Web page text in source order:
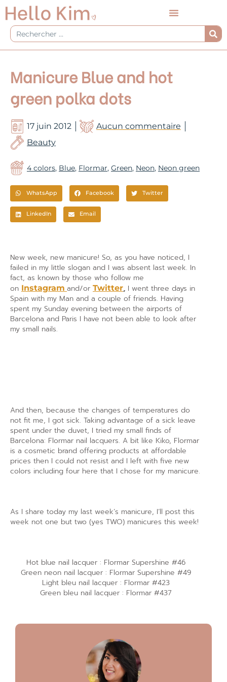
Aller
au
contenu
Rechercher
Manicure Blue and hot
green polka dots
17 juin 2012
Aucun commentaire
Beauty
4 colors, Blue, Flormar, Green, Neon, Neon green
WhatsApp Facebook Twitter
LinkedIn Email
New week, new manicure! So, as you have noticed, I
failed in my little slogan and I was absent last week. In
fact, as known by those who follow me
on Instagram and/or Twitter, I went three days in
Spain with my Man and a couple of friends. Having
spent my Sunday evening between the airports of
Barcelona and Paris I have not been able to look after
my small nails.
And then, because the changes of temperatures do
not fit me, I got sick. Taking advantage of a sick leave
spent under the duvet, I tried my small finds of
Barcelona: Flormar nail lacquers. A bit like Kiko, Flormar
is a cosmetic brand offering products at affordable
prices then I could not resist and I left with five new
colors including four here that I chose for my manicure.
As I share today my last week’s manicure, I’ll post this
week not one but two (yes TWO) manicures this week!
Hot blue nail lacquer : Flormar Supershine #46
Green neon nail lacquer : Flormar Supershine #49
Light bleu nail lacquer : Flormar #423
Green bleu nail lacquer : Flormar #437